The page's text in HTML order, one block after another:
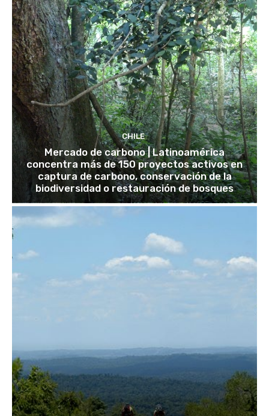
CHILE
Mercado de carbono | Latinoamérica
concentra más de 150 proyectos activos en
captura de carbono, conservación de la
biodiversidad o restauración de bosques